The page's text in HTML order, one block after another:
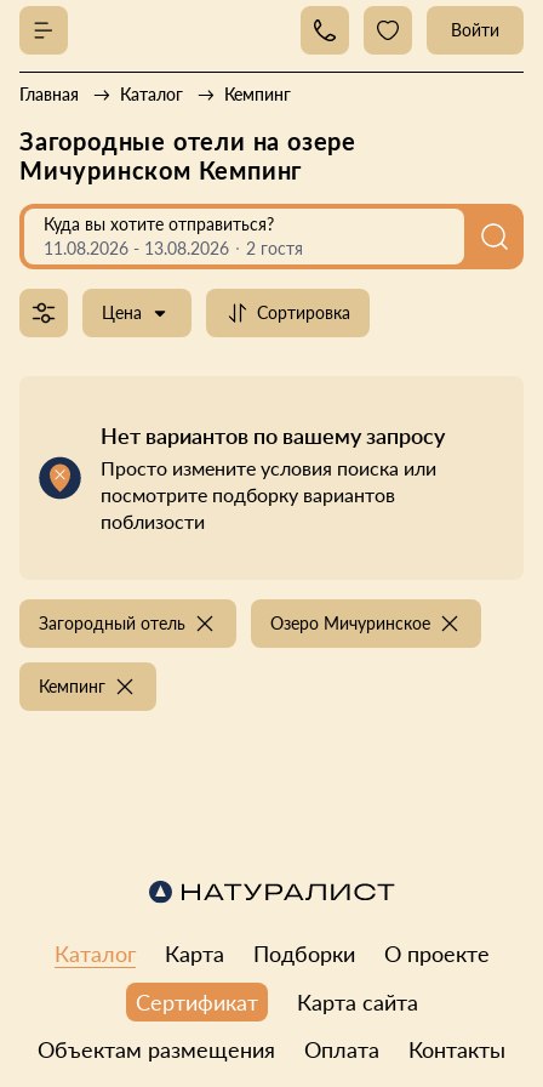
Войти
Главная Каталог Кемпинг
Загородные отели на озере
Мичуринском Кемпинг
Куда вы хотите отправиться?
11.08.2026 - 13.08.2026 2 гостя
Цена Сортировка
Нет вариантов по вашему запросу
Просто измените условия поиска или
посмотрите подборку вариантов
поблизости
Загородный отель Озеро Мичуринское
Кемпинг
Каталог Карта Подборки
О проекте
Сертификат
Карта сайта
Объектам размещения
Оплата Контакты